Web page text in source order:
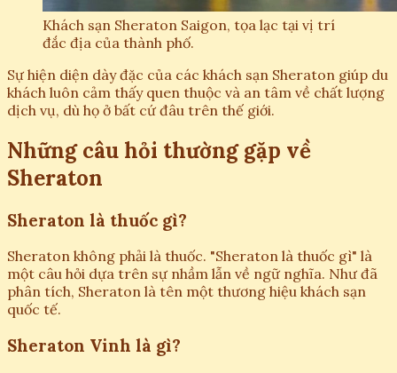
Khách sạn Sheraton Saigon, tọa lạc tại vị trí
đắc địa của thành phố.
Sự hiện diện dày đặc của các khách sạn Sheraton giúp du
khách luôn cảm thấy quen thuộc và an tâm về chất lượng
dịch vụ, dù họ ở bất cứ đâu trên thế giới.
Những câu hỏi thường gặp về
Sheraton
Sheraton là thuốc gì?
Sheraton không phải là thuốc. "Sheraton là thuốc gì" là
một câu hỏi dựa trên sự nhầm lẫn về ngữ nghĩa. Như đã
phân tích, Sheraton là tên một thương hiệu khách sạn
quốc tế.
Sheraton Vinh là gì?